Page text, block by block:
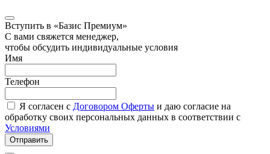
Вступить в «Базис Премиум»
С вами свяжется менеджер,
чтобы обсудить индивидуальные условия
Имя
Телефон
Я согласен с Договором Оферты и даю согласие на
обработку своих персональных данных в соответствии с
Условиями
Отправить